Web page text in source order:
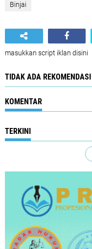
Binjai
masukkan script iklan disini
TIDAK ADA REKOMENDASI
KOMENTAR
TERKINI